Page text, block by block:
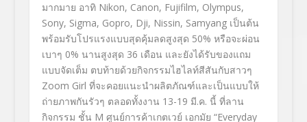
มากมาย อาทิ Nikon, Canon, Fujifilm, Olympus,
Sony, Sigma, Gopro, Dji, Nissin, Samyang เป็นต้น
พร้อมรับโปรแรงแบบสุดคุ้มลดสูงสุด 50% หรือจะผ่อน
เบาๆ 0% นานสูงสุด 36 เดือน และยังได้รับของแถม
แบบจัดเต็ม ตบท้ายด้วยกิจกรรมไฮไลท์สีสันกับสาวๆ
Zoom Girl ที่จะคอยแนะนำผลิตภัณฑ์และเป็นแบบให้
ถ่ายภาพกันรัวๆ ตลอดทั้งงาน 13-19 มี.ค. นี้ ที่ลาน
กิจกรรม ชั้น M ศูนย์การค้าเกตเวย์ เอกมัย “Everyday